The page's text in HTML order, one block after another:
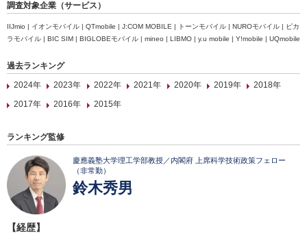
調査対象企業（サービス）
IIJmio | イオンモバイル | QTmobile | J:COM MOBILE | トーンモバイル | NUROモバイル | ピカ
ラモバイル | BIC SIM | BIGLOBEモバイル | mineo | LIBMO | y.u mobile | Y!mobile | UQmobile
過去ランキング
2024年
2023年 2022年 2021年 2020年 2019年
2018年
2017年
2016年 2015年
ランキング監修
慶應義塾大学理工学部教授／内閣府 上席科学技術政策フェロー
（非常勤）
鈴木秀男
【経歴】